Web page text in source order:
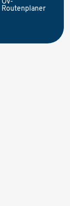
Routenplaner